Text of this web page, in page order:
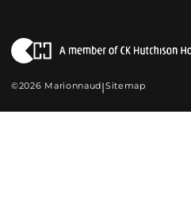
©2026 Marionnaud|Sitemap